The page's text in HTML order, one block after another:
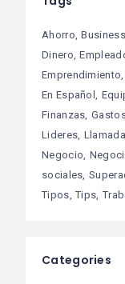
Ahorro Business
Dinero
Emprendimiento
En Español
Finanzas
Lideres
Negocio
sociales
Tipos Tips
Categories